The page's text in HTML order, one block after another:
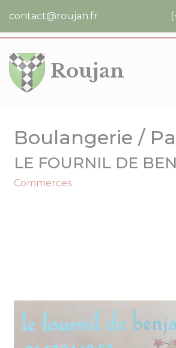
contact@roujan.fr
Roujan
Boulangerie /
LE FOURNIL DE
Commerces